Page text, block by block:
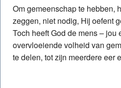
Om gemeenschap te hebben,
zeggen, niet nodig, Hij oefent
Toch heeft God de mens – jou
overvloeiende volheid van
te delen, tot zijn meerdere eer